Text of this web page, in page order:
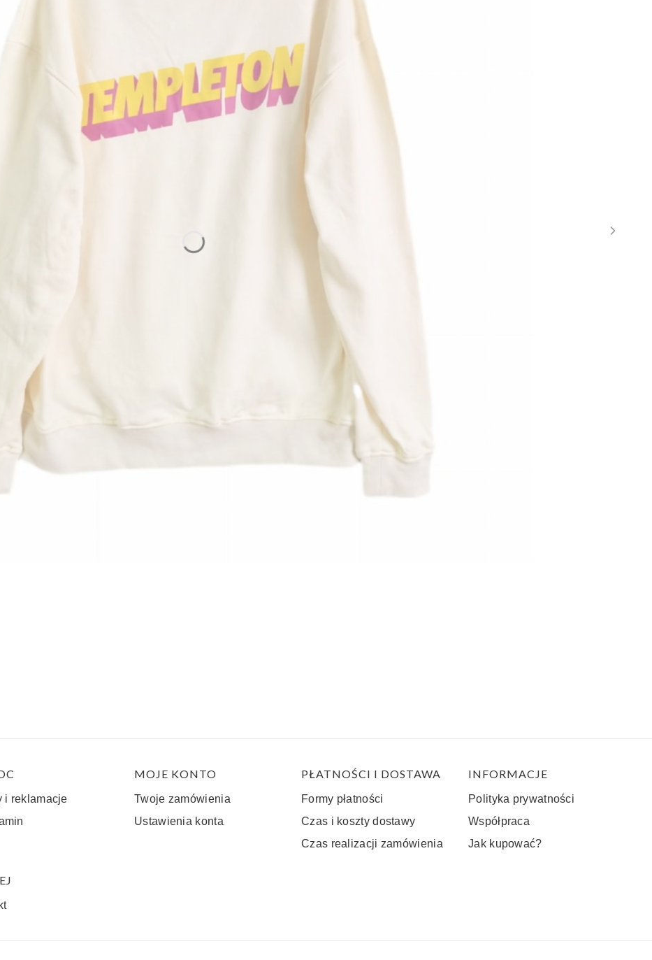
stopce
i reklamacje
MOJE KONTO
Twoje zamówienia
Ustawienia konta
PŁATNOŚCI I DOSTAWA
Formy płatności
Czas i koszty dostawy
Czas realizacji zamówienia
INFORMACJE
Polityka prywatności
Współpraca
Jak kupować?